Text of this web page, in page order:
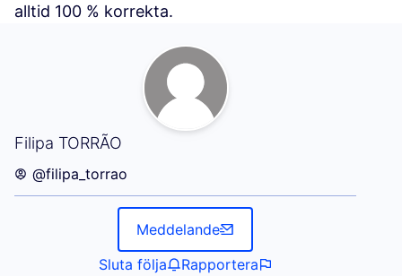
alltid 100 % korrekta.
Filipa TORRÃO
Min aktivitet (Filipa TORRÃO)
@filipa_torrao
Meddelande
Sluta följa
Rapportera